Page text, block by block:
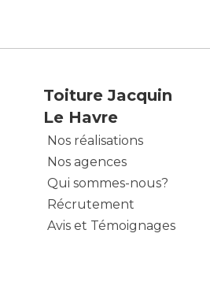
Toiture Jacquin
Le Havre
Nos réalisations
Nos agences
Qui sommes-nous?
Récrutement
Avis et Témoignages